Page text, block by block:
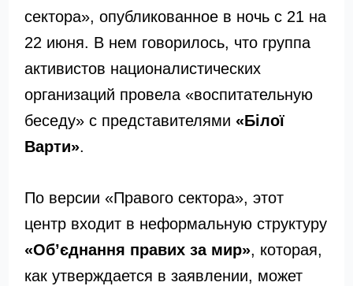
сектора», опубликованное в ночь с 21 на
22 июня. В нем говорилось, что группа
активистов националистических
организаций провела «воспитательную
беседу» с представителями «Білої
Варти».
По версии «Правого сектора», этот
центр входит в неформальную структуру
«Об’єднання правих за мир», которая,
как утверждается в заявлении, может